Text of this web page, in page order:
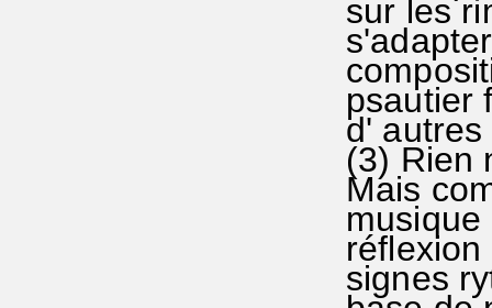
sur les
psautier
d'
(3) Rien
Mais
signes